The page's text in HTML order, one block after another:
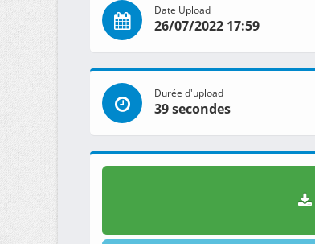
Date Upload
26/07/2022 17:59
Durée d'upload
39 secondes